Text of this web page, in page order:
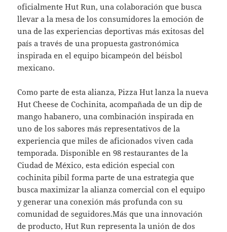
oficialmente Hut Run, una colaboración que busca
llevar a la mesa de los consumidores la emoción de
una de las experiencias deportivas más exitosas del
país a través de una propuesta gastronómica
inspirada en el equipo bicampeón del béisbol
mexicano.
Como parte de esta alianza, Pizza Hut lanza la nueva
Hut Cheese de Cochinita, acompañada de un dip de
mango habanero, una combinación inspirada en
uno de los sabores más representativos de la
experiencia que miles de aficionados viven cada
temporada. Disponible en 98 restaurantes de la
Ciudad de México, esta edición especial con
cochinita pibil forma parte de una estrategia que
busca maximizar la alianza comercial con el equipo
y generar una conexión más profunda con su
comunidad de seguidores.Más que una innovación
de producto, Hut Run representa la unión de dos